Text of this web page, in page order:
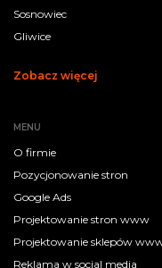
Sosnowiec
Gliwice
Zobacz więcej
MENU
O firmie
Pozycjonowanie stron
Google Ads
Projektowanie stron www
Projektowanie sklepów
Reklama w social media